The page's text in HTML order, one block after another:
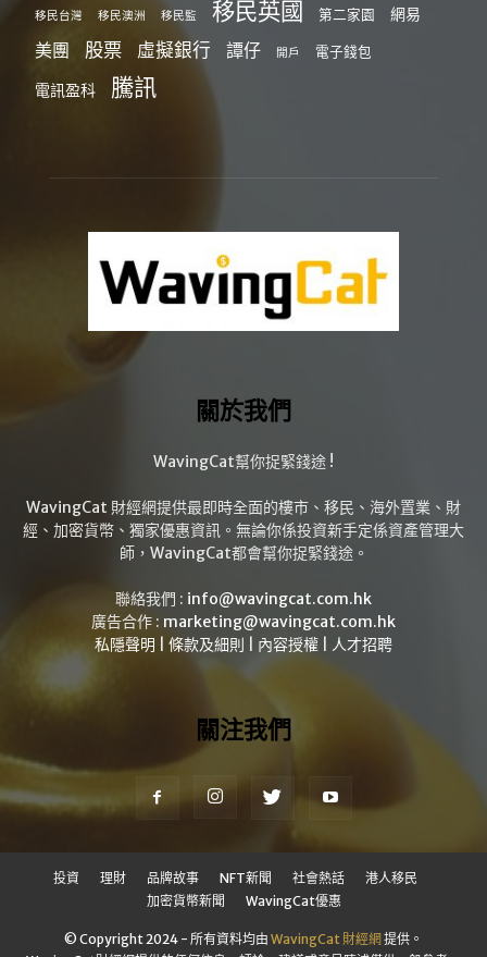
移民台灣 移民澳洲 移民監 移民英國 第二家園 網易
美團 股票 虛擬銀行 譚仔 開戶 電子錢包
電訊盈科 騰訊
關於我們
WavingCat幫你捉緊錢途 !
WavingCat 財經網提供最即時全面的樓市、移民、海外置業、財
經、加密貨幣、獨家優惠資訊。無論你係投資新手定係資產管理大
師，WavingCat都會幫你捉緊錢途。
聯絡我們 : info@wavingcat.com.hk
廣告合作 : marketing@wavingcat.com.hk
私隱聲明
條款及細則 內容授權 人才招聘
關注我們
投資 理財 品牌故事 NFT新聞 社會熱話
港人移民
加密貨幣新聞
WavingCat優惠
© Copyright 2024 - 所有資料均由 WavingCat 財經網提供。